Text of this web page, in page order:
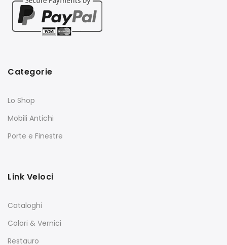
Categorie
Lo Shop
Mobili Antichi
Porte e Finestre
Link Veloci
Cataloghi
Colori & Vernici
Restauro